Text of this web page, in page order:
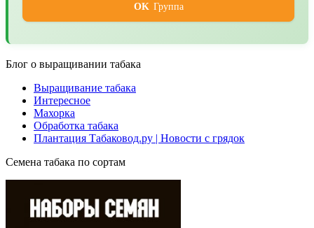
OK Группа
Блог о выращивании табака
Выращивание табака
Интересное
Махорка
Обработка табака
Плантация Табаковод.ру | Новости с грядок
Семена табака по сортам